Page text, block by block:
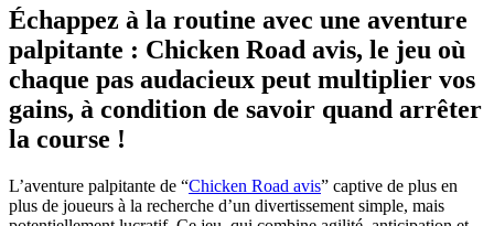
Échappez à la routine avec une aventure
palpitante : Chicken Road avis, le jeu où
chaque pas audacieux peut multiplier vos
gains, à condition de savoir quand arrêter
la course !
L’aventure palpitante de “Chicken Road avis” captive de plus en
plus de joueurs à la recherche d’un divertissement simple, mais